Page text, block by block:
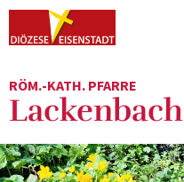
RÖM.-KATH. PFARRE
Lackenbach